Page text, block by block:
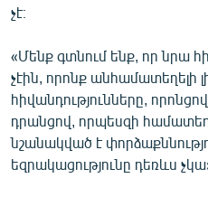
չէ։
«Մենք գտնում ենք, որ նրա
չէին, որոնք անհամատեղելի
հիվանդությունները,
դրանցով, որպեսզի
նշանակված է
եզրակացությունը դեռևս